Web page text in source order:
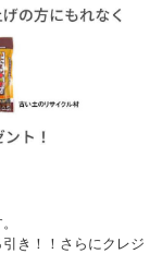
き！！さらにクレジ